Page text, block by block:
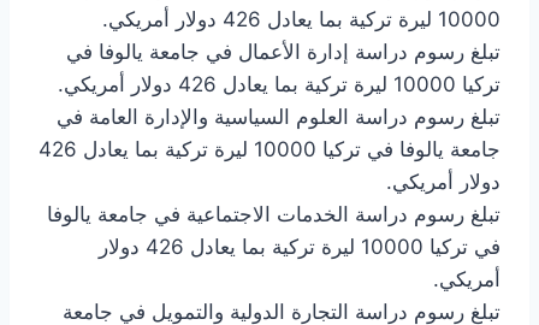
10000 ليرة تركية بما يعادل 426 دولار أمريكي.
تبلغ رسوم دراسة إدارة الأعمال في جامعة يالوفا في
تركيا 10000 ليرة تركية بما يعادل 426 دولار أمريكي.
تبلغ رسوم دراسة العلوم السياسية والإدارة العامة في
جامعة يالوفا في تركيا 10000 ليرة تركية بما يعادل 426
دولار أمريكي.
تبلغ رسوم دراسة الخدمات الاجتماعية في جامعة يالوفا
في تركيا 10000 ليرة تركية بما يعادل 426 دولار
أمريكي.
تبلغ رسوم دراسة التجارة الدولية والتمويل في جامعة